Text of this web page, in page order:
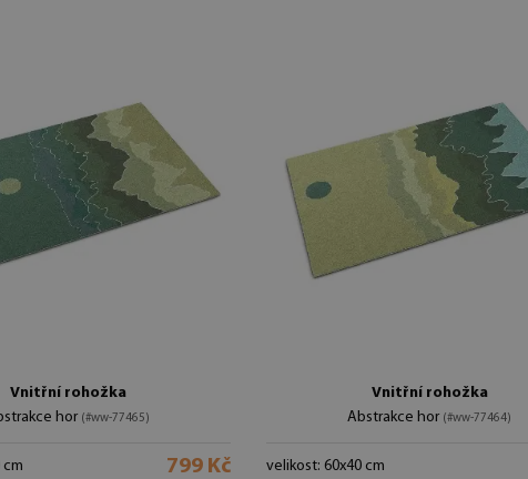
Vnitřní rohožka
hor (#ww-77465)
cm 799 Kč
Vnitřní rohožka
Abstrakce hor (#ww-77464)
velikost: 60x40 cm